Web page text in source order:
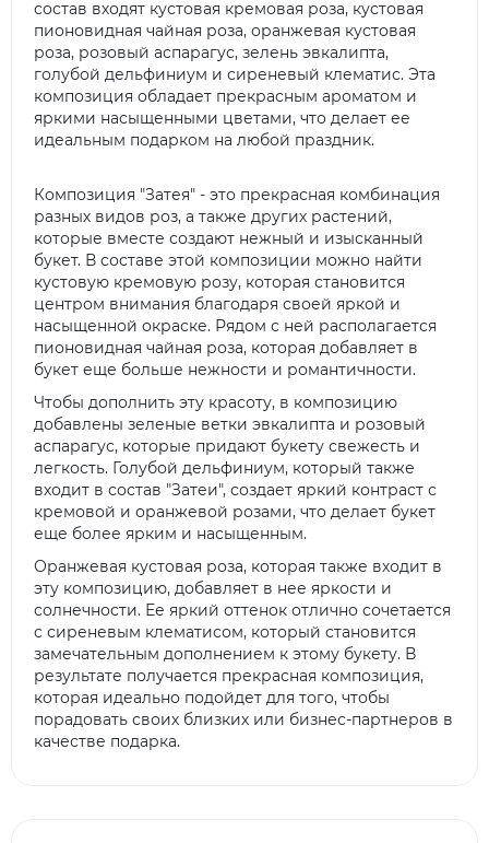
состав входят кустовая кремовая роза, кустовая
пионовидная чайная роза, оранжевая кустовая
роза, розовый аспарагус, зелень эвкалипта,
голубой дельфиниум и сиреневый клематис. Эта
композиция обладает прекрасным ароматом и
яркими насыщенными цветами, что делает ее
идеальным подарком на любой праздник.
Композиция "Затея" - это прекрасная комбинация
разных видов роз, а также других растений,
которые вместе создают нежный и изысканный
букет. В составе этой композиции можно найти
кустовую кремовую розу, которая становится
центром внимания благодаря своей яркой и
насыщенной окраске. Рядом с ней располагается
пионовидная чайная роза, которая добавляет в
букет еще больше нежности и романтичности.
Чтобы дополнить эту красоту, в композицию
добавлены зеленые ветки эвкалипта и розовый
аспарагус, которые придают букету свежесть и
легкость. Голубой дельфиниум, который также
входит в состав "Затеи", создает яркий контраст с
кремовой и оранжевой розами, что делает букет
еще более ярким и насыщенным.
Оранжевая кустовая роза, которая также входит в
эту композицию, добавляет в нее яркости и
солнечности. Ее яркий оттенок отлично сочетается
с сиреневым клематисом, который становится
замечательным дополнением к этому букету. В
результате получается прекрасная композиция,
которая идеально подойдет для того, чтобы
порадовать своих близких или бизнес-партнеров в
качестве подарка.